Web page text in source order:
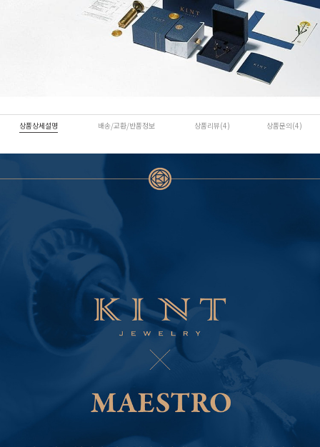
상품상세설명 배송/교환/반품정보 상품리뷰(4) 상품문의(4)